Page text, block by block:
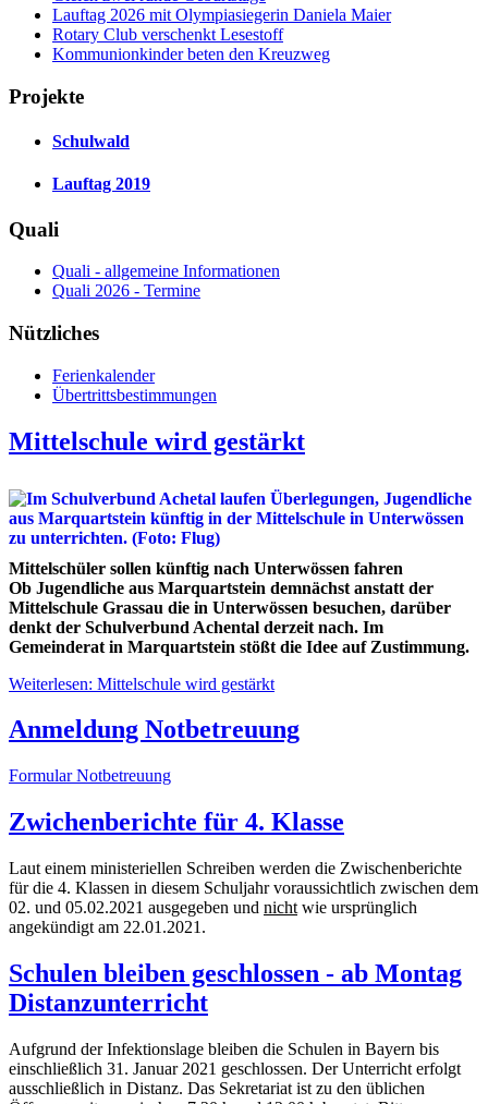
Lauftag 2026 mit Olympiasiegerin Daniela Maier
Rotary Club verschenkt Lesestoff
Kommunionkinder beten den Kreuzweg
Projekte
Schulwald
Lauftag 2019
Quali
Quali - allgemeine Informationen
Quali 2026 - Termine
Nützliches
Ferienkalender
Übertrittsbestimmungen
Mittelschule wird gestärkt
Mittelschüler sollen künftig nach Unterwössen fahren
Ob Jugendliche aus Marquartstein demnächst anstatt der
Mittelschule Grassau die in Unterwössen besuchen, darüber
denkt der Schulverbund Achental derzeit nach. Im
Gemeinderat in Marquartstein stößt die Idee auf Zustimmung.
Weiterlesen: Mittelschule wird gestärkt
Anmeldung Notbetreuung
Formular Notbetreuung
Zwichenberichte für 4. Klasse
Laut einem ministeriellen Schreiben werden die Zwischenberichte
für die 4. Klassen in diesem Schuljahr voraussichtlich zwischen dem
02. und 05.02.2021 ausgegeben und nicht wie ursprünglich
angekündigt am 22.01.2021.
Schulen bleiben geschlossen - ab Montag
Distanzunterricht
Aufgrund der Infektionslage bleiben die Schulen in Bayern bis
einschließlich 31. Januar 2021 geschlossen. Der Unterricht erfolgt
ausschließlich in Distanz. Das Sekretariat ist zu den üblichen